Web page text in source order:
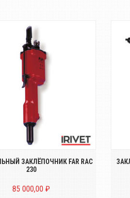
гидравлический
вытяжных заклёпо...
ЗАКЛЁПОЧНИК FAR RAC
230
85 000,00 ₽